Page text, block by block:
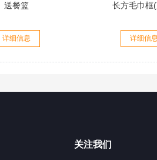
送餐篮
详细信息
长方毛巾框
详细信息
关注我们